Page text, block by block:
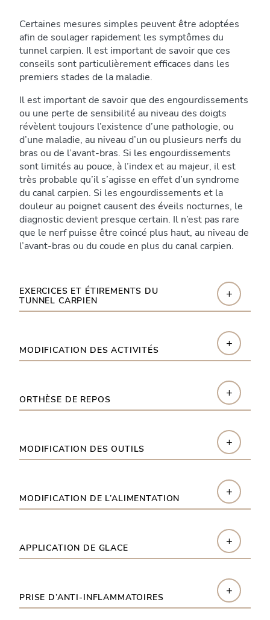
Certaines mesures simples peuvent être adoptées
afin de soulager rapidement les symptômes du
tunnel carpien. Il est important de savoir que ces
conseils sont particulièrement efficaces dans les
premiers stades de la maladie.
Il est important de savoir que des engourdissements
ou une perte de sensibilité au niveau des doigts
révèlent toujours l’existence d’une pathologie, ou
d’une maladie, au niveau d’un ou plusieurs nerfs du
bras ou de l’avant-bras. Si les engourdissements
sont limités au pouce, à l’index et au majeur, il est
très probable qu’il s’agisse en effet d’un syndrome
du canal carpien. Si les engourdissements et la
douleur au poignet causent des éveils nocturnes, le
diagnostic devient presque certain. Il n’est pas rare
que le nerf puisse être coincé plus haut, au niveau de
l’avant-bras ou du coude en plus du canal carpien.
EXERCICES ET ÉTIREMENTS DU
TUNNEL CARPIEN
+
MODIFICATION DES ACTIVITÉS +
ORTHÈSE DE REPOS +
MODIFICATION DES OUTILS +
MODIFICATION DE L’ALIMENTATION +
APPLICATION DE GLACE +
PRISE D’ANTI-INFLAMMATOIRES +